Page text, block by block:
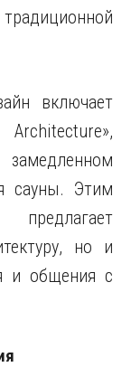
включает
сауны. Этим
но и
и общения с